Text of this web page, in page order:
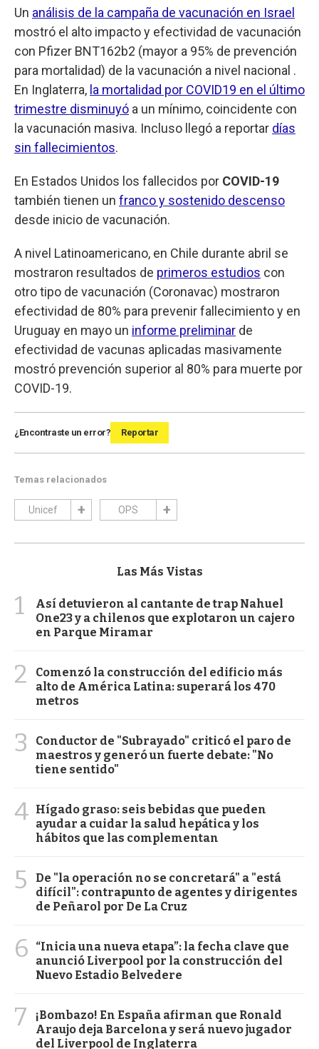
Un análisis de la campaña de vacunación en Israel
mostró el alto impacto y efectividad de vacunación
con Pfizer BNT162b2 (mayor a 95% de prevención
para mortalidad) de la vacunación a nivel nacional .
En Inglaterra, la mortalidad por COVID19 en el último
trimestre disminuyó a un mínimo, coincidente con
la vacunación masiva. Incluso llegó a reportar días
sin fallecimientos.
En Estados Unidos los fallecidos por COVID-19
también tienen un franco y sostenido descenso
desde inicio de vacunación.
A nivel Latinoamericano, en Chile durante abril se
mostraron resultados de primeros estudios con
otro tipo de vacunación (Coronavac) mostraron
efectividad de 80% para prevenir fallecimiento y en
Uruguay en mayo un informe preliminar de
efectividad de vacunas aplicadas masivamente
mostró prevención superior al 80% para muerte por
COVID-19.
¿Encontraste un error? Reportar
Temas relacionados
Unicef OPS
Las Más Vistas
1
Así detuvieron al cantante de trap Nahuel
One23 y a chilenos que explotaron un cajero
en Parque Miramar
2
Comenzó la construcción del edificio más
alto de América Latina: superará los 470
metros
3
Conductor de "Subrayado" criticó el paro de
maestros y generó un fuerte debate: "No
tiene sentido"
4 Hígado graso: seis bebidas que pueden
ayudar a cuidar la salud hepática y los
hábitos que las complementan
5
De "la operación no se concretará" a "está
difícil": contrapunto de agentes y dirigentes
de Peñarol por De La Cruz
6
“Inicia una nueva etapa”: la fecha clave que
anunció Liverpool por la construcción del
Nuevo Estadio Belvedere
7
¡Bombazo! En España afirman que Ronald
Araujo deja Barcelona y será nuevo jugador
del Liverpool de Inglaterra